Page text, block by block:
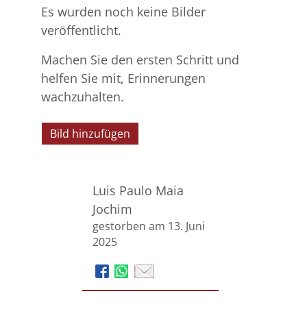
Es wurden noch keine Bilder
veröffentlicht.
Machen Sie den ersten Schritt und
helfen Sie mit, Erinnerungen
wachzuhalten.
Bild hinzufügen
Luis Paulo Maia
Jochim
gestorben am 13. Juni
2025